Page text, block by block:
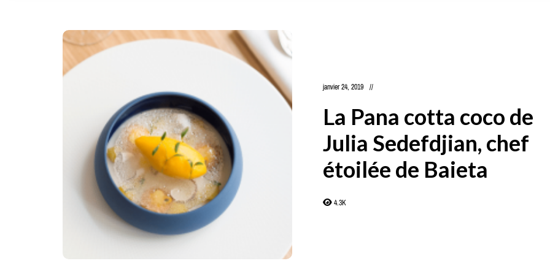
janvier 24, 2019
La Pana cotta coco de
Julia Sedefdjian, chef
étoilée de Baieta
4.3K